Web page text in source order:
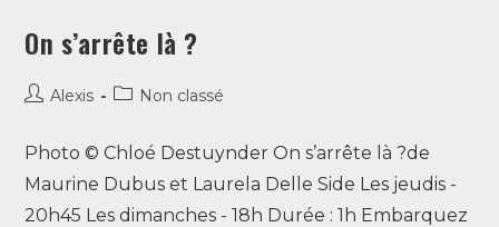
On s’arrête là ?
Alexis Non classé
Photo © Chloé Destuynder On s’arrête là ?de
Maurine Dubus et Laurela Delle Side Les jeudis -
20h45 Les dimanches - 18h Durée : 1h Embarquez